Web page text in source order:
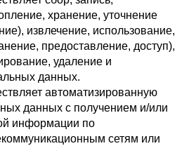
хранение, уточнение
извлечение, использование,
предоставление, доступ),
удаление и
данных.
автоматизированную
данных с получением и/или
информации по
сетям или